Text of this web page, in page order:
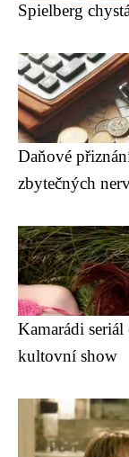
Spielberg
Daňové
zbytečných
Kamarádi
kultovní show